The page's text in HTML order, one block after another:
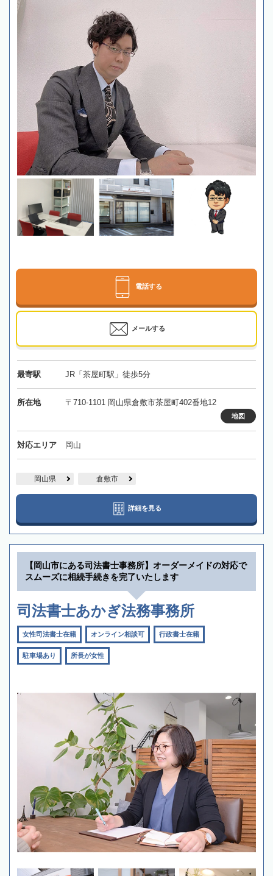
電話する
メールする
最寄駅 JR「茶屋町駅」徒歩5分
所在地 〒710-1101 岡山県倉敷市茶屋町402番地12
地図
対応エリア 岡山
岡山県 倉敷市
詳細を見る
【岡山市にある司法書士事務所】オーダーメイドの対応で
スムーズに相続手続きを完了いたします
司法書士あかぎ法務事務所
女性司法書士在籍 オンライン相談可 行政書士在籍
駐車場あり 所長が女性